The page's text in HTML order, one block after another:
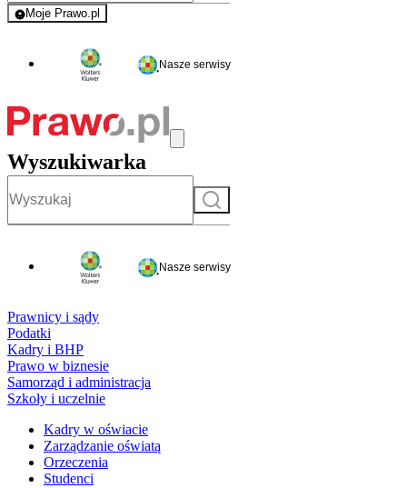
Moje Prawo.pl
- rejestracja i logowanie do serwisu
Nasze serwisy
Wyszukiwarka
Szukaj
Nasze serwisy
Prawnicy i sądy
Podatki
Kadry i BHP
Prawo w biznesie
Samorząd i administracja
Szkoły i uczelnie
Kadry w oświacie
Zarządzanie oświatą
Orzeczenia
Studenci